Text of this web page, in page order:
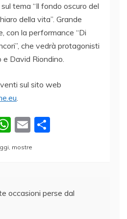
tema “Il fondo oscuro del
della vita”. Grande
con la performance “Di
che vedrà protagonisti
David Riondino.
sul sito web
W
at
A
E
ai
vi
mostre
occasioni perse dal